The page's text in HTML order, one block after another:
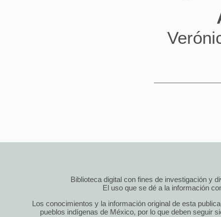
Biblioteca digital con fines de investigación y
El uso que se dé a la información
Los conocimientos y la información original de esta
pueblos indígenas de México, por lo que deben seguir